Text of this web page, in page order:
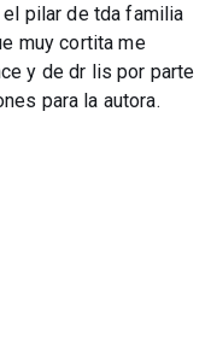
pilar de tda familia
muy cortita me
y de dr lis por parte
para la autora.